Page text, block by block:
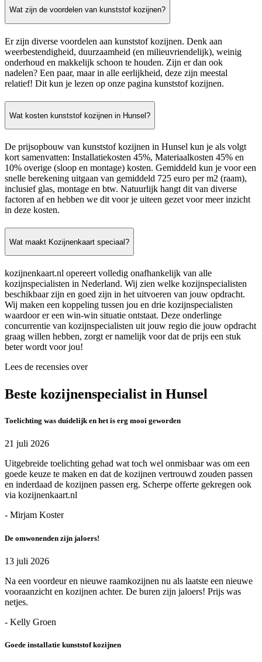
Wat zijn de voordelen van kunststof kozijnen?
Er zijn diverse voordelen aan kunststof kozijnen. Denk aan
weerbestendigheid, duurzaamheid (en milieuvriendelijk), weinig
onderhoud en makkelijk schoon te houden. Zijn er dan ook
nadelen? Een paar, maar in alle eerlijkheid, deze zijn meestal
relatief! Dit kun je lezen op onze pagina kunststof kozijnen.
Wat kosten kunststof kozijnen in Hunsel?
De prijsopbouw van kunststof kozijnen in Hunsel kun je als volgt
kort samenvatten: Installatiekosten 45%, Materiaalkosten 45% en
10% overige (sloop en montage) kosten. Gemiddeld kun je voor een
snelle berekening uitgaan van gemiddeld 725 euro per m2 (raam),
inclusief glas, montage en btw. Natuurlijk hangt dit van diverse
factoren af en hebben we dit voor je uiteen gezet voor meer inzicht
in deze kosten.
Wat maakt Kozijnenkaart speciaal?
kozijnenkaart.nl opereert volledig onafhankelijk van alle
kozijnspecialisten in Nederland. Wij zien welke kozijnspecialisten
beschikbaar zijn en goed zijn in het uitvoeren van jouw opdracht.
Wij maken een koppeling tussen jou en drie kozijnspecialisten
waardoor er een win-win situatie ontstaat. Deze onderlinge
concurrentie van kozijnspecialisten uit jouw regio die jouw opdracht
graag willen hebben, zorgt er namelijk voor dat de prijs een stuk
beter wordt voor jou!
Lees de recensies over
Beste kozijnenspecialist in Hunsel
Toelichting was duidelijk en het is erg mooi geworden
21 juli 2026
Uitgebreide toelichting gehad wat toch wel onmisbaar was om een
goede keuze te maken en dat de kozijnen vertrouwd zouden passen
en inderdaad de kozijnen passen erg. Scherpe offerte gekregen ook
via kozijnenkaart.nl
- Mirjam Koster
De omwonenden zijn jaloers!
13 juli 2026
Na een voordeur en nieuwe raamkozijnen nu als laatste een nieuwe
vooraanzicht en kozijnen achter. De buren zijn jaloers! Prijs was
netjes.
- Kelly Groen
Goede installatie kunststof kozijnen